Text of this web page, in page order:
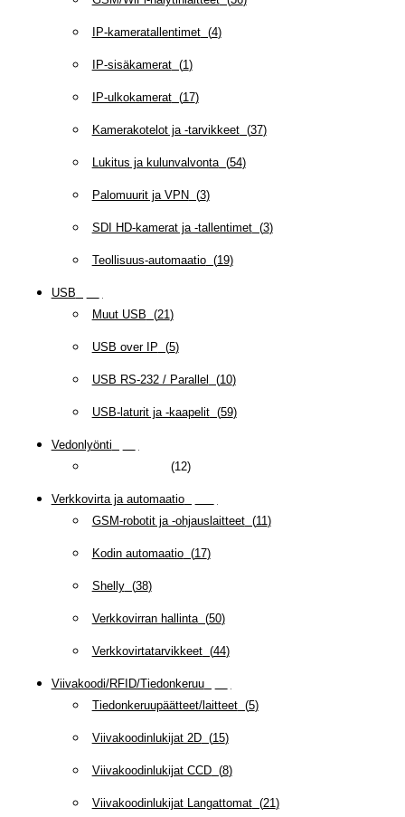
IP-kameratallentimet(4)
IP-sisäkamerat(1)
IP-ulkokamerat(17)
Kamerakotelot ja -tarvikkeet(37)
Lukitus ja kulunvalvonta(54)
Palomuurit ja VPN (3)
SDI HD-kamerat ja -tallentimet(3)
Teollisuus-automaatio(19)
USB
Muut USB (21)
USB over IP (5)
USB RS-232 / Parallel (10)
USB-laturit ja -kaapelit(59)
Vedonlyönti
(12)
Verkkovirta ja automaatio(
GSM-robotit ja -ohjauslaitteet(11)
Kodin automaatio(17)
Shelly(38)
Verkkovirran hallinta(50)
Verkkovirtatarvikkeet(44)
Viivakoodi/RFID/Tiedonkeruu(
Tiedonkeruupäätteet/laitteet(5)
Viivakoodinlukijat 2D(15)
Viivakoodinlukijat CCD(8)
Viivakoodinlukijat Langattomat(21)